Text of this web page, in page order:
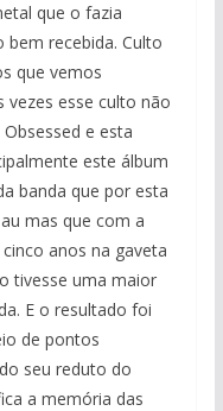
que o fazia
recebida. Culto
que vemos
vezes esse culto não
e esta
este álbum
banda que por esta
mas que com a
anos na gaveta
tivesse uma maior
E o resultado foi
de pontos
seu reduto do
a memória das